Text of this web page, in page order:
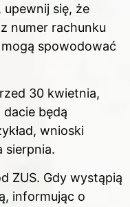
upewnij się, że
numer rachunku
spowodować
30 kwietnia,
będą
wnioski
sierpnia.
ZUS. Gdy wystąpią
informując o